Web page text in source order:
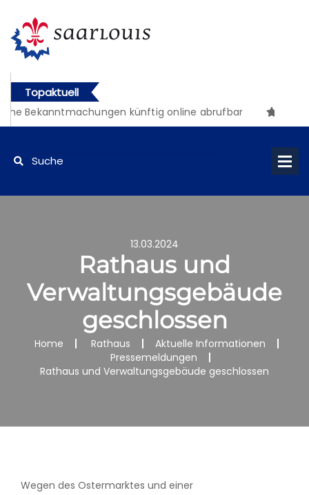
Topaktuell
Bekanntmachungen künftig online abrufbar
13.03.2024
Rathaus und
Verwaltungsgebäude
geschlossen
Home Rathaus
Aktuelle Informationen
Pressemeldungen
Rathaus und Verwaltungsgebäude geschlossen
Wegen des Ostermarktes und einer